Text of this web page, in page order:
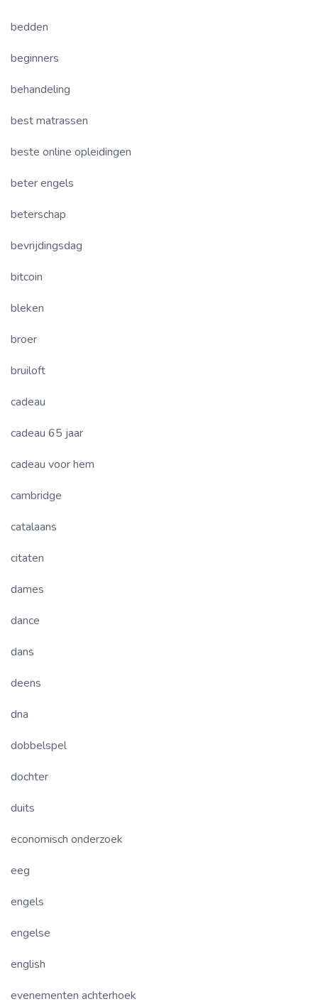
bedden
beginners
behandeling
best matrassen
beste online opleidingen
beter engels
beterschap
bevrijdingsdag
bitcoin
bleken
broer
bruiloft
cadeau
cadeau 65 jaar
cadeau voor hem
cambridge
catalaans
citaten
dames
dance
dans
deens
dna
dobbelspel
dochter
duits
economisch onderzoek
eeg
engels
engelse
english
evenementen achterhoek